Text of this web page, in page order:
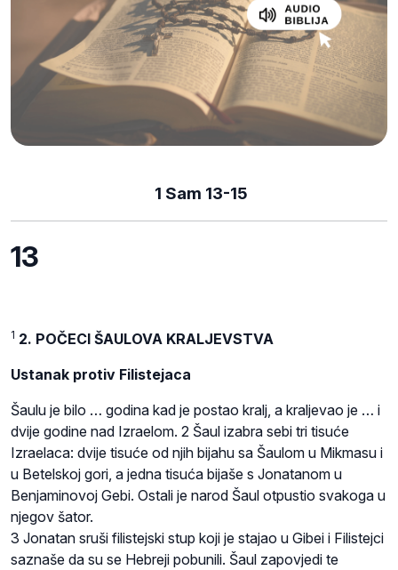
1 Sam 13-15
13
1 2. POČECI ŠAULOVA KRALJEVSTVA
Ustanak protiv Filistejaca
Šaulu je bilo … godina kad je postao kralj, a kraljevao je … i
dvije godine nad Izraelom. 2 Šaul izabra sebi tri tisuće
Izraelaca: dvije tisuće od njih bijahu sa Šaulom u Mikmasu i
u Betelskoj gori, a jedna tisuća bijaše s Jonatanom u
Benjaminovoj Gebi. Ostali je narod Šaul otpustio svakoga u
njegov šator.
3 Jonatan sruši filistejski stup koji je stajao u Gibei i Filistejci
saznaše da su se Hebreji pobunili. Šaul zapovjedi te